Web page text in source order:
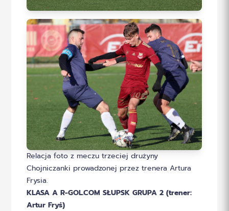
Relacja foto z meczu trzeciej drużyny
Chojniczanki prowadzonej przez trenera Artura
Frysia.
KLASA A R-GOL.COM SŁUPSK GRUPA 2 (trener:
Artur Fryś)